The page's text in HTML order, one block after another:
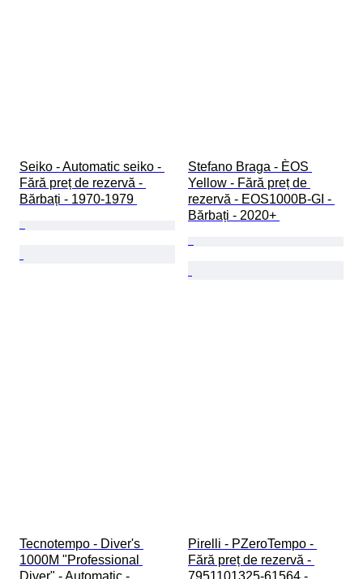
Seiko - Automatic seiko -
Fără preț de rezervă -
Bărbați - 1970-1979
Stefano Braga - ÈOS
Yellow - Fără preț de
rezervă - EOS1000B-GI -
Bărbați - 2020+
Tecnotempo - Diver's
1000M "Professional
Pirelli - PZeroTempo -
Fără preț de rezervă -